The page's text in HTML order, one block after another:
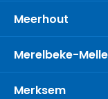
Meerhout
Merelbeke-Melle
Merksem